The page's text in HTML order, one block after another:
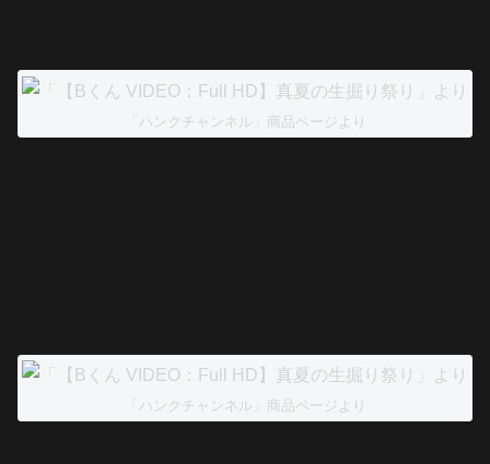
「ハンクチャンネル」商品ページより
「ハンクチャンネル」商品ページより